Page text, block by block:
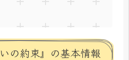
の約束』の基本情報